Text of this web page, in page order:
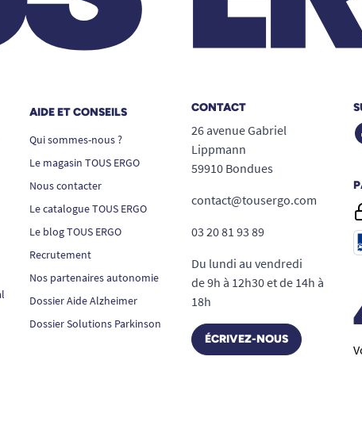
AIDE ET CONSEILS
Qui sommes-nous ?
Le magasin TOUS ERGO
Nous contacter
Le catalogue TOUS ERGO
Le blog TOUS ERGO
Recrutement
Nos partenaires autonomie
Dossier Aide Alzheimer
Dossier Solutions Parkinson
CONTACT
26 avenue Gabriel
Lippmann
59910 Bondues
contact@tousergo.com
03 20 81 93 89
Du lundi au vendredi
de 9h à 12h30 et de 14h à
18h
ÉCRIVEZ-NOUS